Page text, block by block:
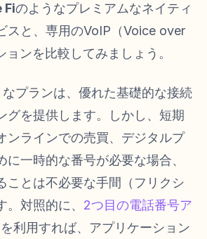
Fiのようなプレミアムなネイティ
スと、専用のVoIP（Voice over
ョンを比較してみましょう。
プランは、優れた基礎的な接続
グを提供します。しかし、短期
ンラインでの売買、デジタルプ
に一時的な番号が必要な場合、
ことは不必要な手間（フリクシ
。対照的に、 2つ目の電話番号ア
を利用すれば、アプリケーション